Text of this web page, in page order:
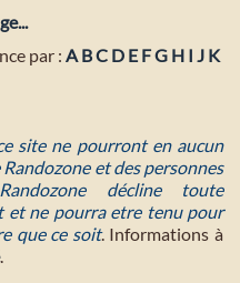
par : A BC D E FG H I J K
site ne pourront en aucun
et des personnes
décline toute
et ne pourra etre tenu pour
que ce soit. Informations à
.